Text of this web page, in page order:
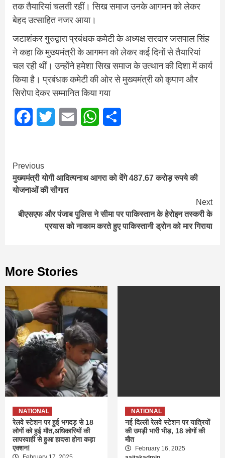
तक तैयारियां चलती रहीं। सिख समाज उनके आगमन को लेकर
बेहद उत्साहित नजर आया।
जटाशंकर गुरुद्वारा प्रबंधक कमेटी के अध्यक्ष सरदार जसपाल सिंह
ने कहा कि मुख्यमंत्री के आगमन को लेकर कई दिनों से तैयारियां
चल रही थीं। उन्होंने हमेशा सिख समाज के उत्थान की दिशा में कार्य
किया है। प्रबंधक कमेटी की ओर से मुख्यमंत्री को कृपाण और
सिरोपा देकर सम्मानित किया गया
FacebookTwitter Email WhatsApp
Continue
Reading
Previous
मुख्यमंत्री योगी आदित्यनाथ आगरा को देंगे 487.67 करोड़ रुपये की
योजनाओं की सौगात
Next
बीएसएफ और पंजाब पुलिस ने सीमा पर पाकिस्तान के हेरोइन तस्करी के
प्रयास को नाकाम करते हुए पाकिस्तानी ड्रोन को मार गिराया
More Stories
NATIONAL
रेलवे स्टेशन पर हुई भगदड़ से 18
लोगों को हुई मौत,अधिकारियों की
लापरवाही से हुआ हादसा होगा कड़ा
एक्शन!
NATIONAL
नई दिल्ली रेलवे स्टेशन पर यात्रियों
की उमड़ी भारी भीड़, 18 लोगों की
मौत
February 16, 2025